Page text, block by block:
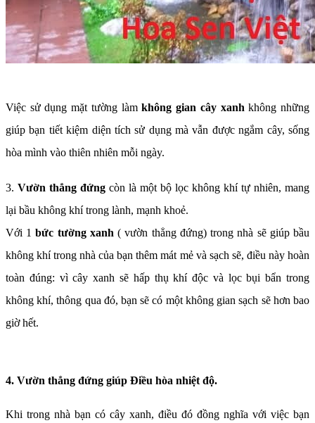
Việc sử dụng mặt tường làmkhông gian cây xanh không những
giúp bạn tiết kiệm diện tích sử dụng mà vẫn được ngắm cây, sống
hòa mình vào thiên nhiên mỗi ngày.
3. Vườn thẳng đứng còn là một bộ lọc không khí tự nhiên, mang
lại bầu không khí trong lành, mạnh khoẻ.
Với 1bức tường xanh ( vườn thẳng đứng) trong nhà sẽ giúp bầu
không khí trong nhà của bạn thêm mát mẻ và sạch sẽ, điều này hoàn
toàn đúng: vì cây xanh sẽ hấp thụ khí độc và lọc bụi bẩn trong
không khí, thông qua đó, bạn sẽ có một không gian sạch sẽ hơn bao
giờ hết.
4. Vườn thẳng đứng giúp Điều hòa nhiệt độ.
Khi trong nhà bạn có cây xanh, điều đó đồng nghĩa với việc bạn